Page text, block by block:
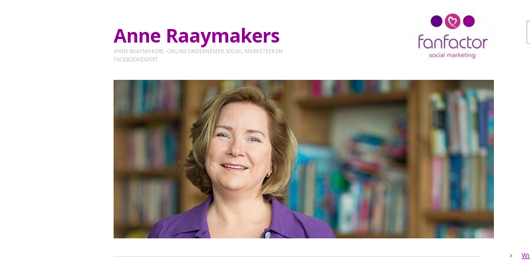
Anne Raaymakers
ANNE RAAYMAKERS - ONLINE ONDERNEMER, SOCIAL MARKETEER EN
FACEBOOKEXPERT